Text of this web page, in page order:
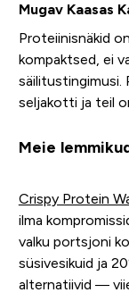
Mugav Kaasas
Proteiinisnäkid
kompaktsed, ei
seljakotti ja teil
Meie
Crispy Protein
ilma
valku portsjoni
süsivesikuid ja
alternatiivid —